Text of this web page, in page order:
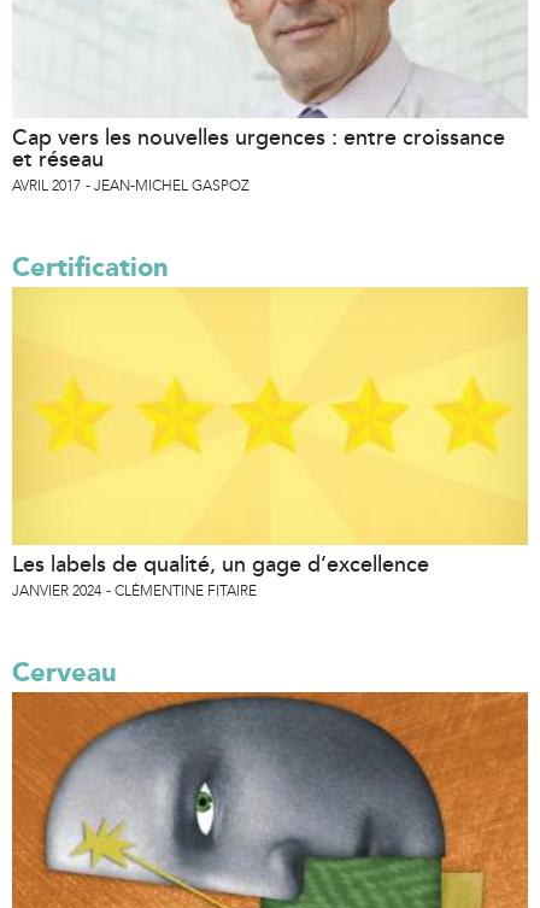
Cap vers les nouvelles urgences : entre croissance
et réseau
AVRIL 2017 JEAN-MICHEL GASPOZ
Certification
Les labels de qualité, un gage d’excellence
JANVIER 2024 CLÉMENTINE FITAIRE
Cerveau